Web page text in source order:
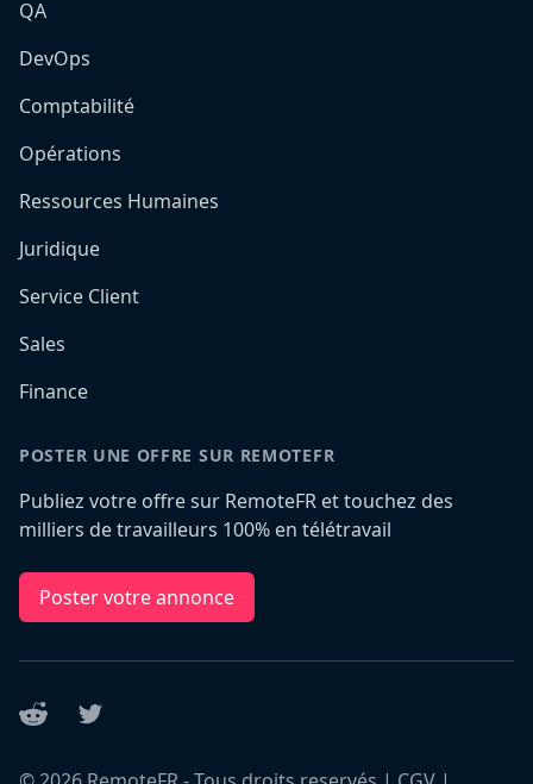
QA
DevOps
Comptabilité
Opérations
Ressources Humaines
Juridique
Service Client
Sales
Finance
POSTER UNE OFFRE SUR REMOTEFR
Publiez votre offre sur RemoteFR et touchez des
milliers de travailleurs 100% en télétravail
Poster votre annonce
Reddit Twitter